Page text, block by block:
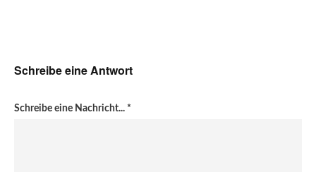
Schreibe eine Antwort
Schreibe eine Nachricht... *